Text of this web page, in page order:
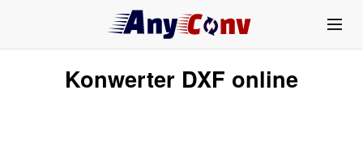
Konwerter DXF online